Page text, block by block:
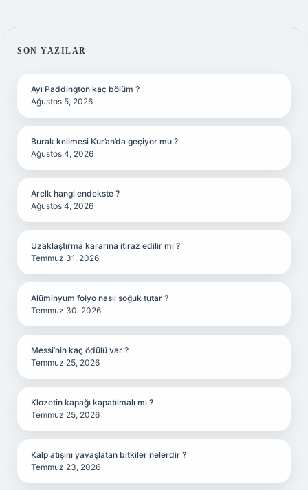
SIDEBAR
SON YAZILAR
Ayı Paddington kaç bölüm ?
Ağustos 5, 2026
Burak kelimesi Kur’an’da geçiyor mu ?
Ağustos 4, 2026
Arclk hangi endekste ?
Ağustos 4, 2026
Uzaklaştırma kararına itiraz edilir mi ?
Temmuz 31, 2026
Alüminyum folyo nasıl soğuk tutar ?
Temmuz 30, 2026
Messi’nin kaç ödülü var ?
Temmuz 25, 2026
Klozetin kapağı kapatılmalı mı ?
Temmuz 25, 2026
Kalp atışını yavaşlatan bitkiler nelerdir ?
Temmuz 23, 2026